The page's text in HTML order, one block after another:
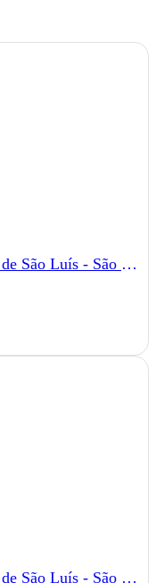
Terminal Rodoviário de São Luís - São Luís - MA
Terminal Rodoviário de São Luís - São Luís - MA